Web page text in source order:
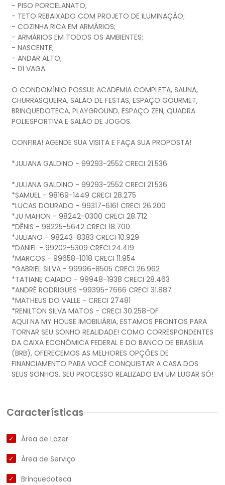
- PISO PORCELANATO;
- TETO REBAIXADO COM PROJETO DE ILUMINAÇÃO;
- COZINHA RICA EM ARMÁRIOS;
- ARMÁRIOS EM TODOS OS AMBIENTES;
- NASCENTE;
- ANDAR ALTO;
- 01 VAGA.
O CONDOMÍNIO POSSUI: ACADEMIA COMPLETA, SAUNA,
CHURRASQUEIRA, SALÃO DE FESTAS, ESPAÇO GOURMET,
BRINQUEDOTECA, PLAYGROUND, ESPAÇO ZEN, QUADRA
POLIESPORTIVA E SALÃO DE JOGOS.
CONFIRA! AGENDE SUA VISITA E FAÇA SUA PROPOSTA!
*JULIANA GALDINO - 99293-2552 CRECI 21.536
*JULIANA GALDINO - 99293-2552 CRECI 21.536
*SAMUEL - 98169-1449 CRECI 28.275
*LUCAS DOURADO - 99317-6161 CRECI 26.200
*JU MAHON - 98242-0300 CRECI 28.712
*DÊNIS - 98225-5642 CRECI 18.700
*JULIANO - 98243-8383 CRECI 10.929
*DANIEL - 99202-5309 CRECI 24.419
*MARCOS - 99658-1018 CRECI 11.954
*GABRIEL SILVA - 99996-8505 CRECI 26.962
*TATIANE CAIADO - 99948-1938 CRECI 28.463
*ANDRÉ RODRIGUES -99395-7666 CRECI 31.887
*MATHEUS DO VALLE - CRECI 27481
*RENILTON SILVA MATOS - CRECI 30.258-DF
AQUI NA MY HOUSE IMOBILIÁRIA, ESTAMOS PRONTOS PARA
TORNAR SEU SONHO REALIDADE! COMO CORRESPONDENTES
DA CAIXA ECONÔMICA FEDERAL E DO BANCO DE BRASÍLIA
(BRB), OFERECEMOS AS MELHORES OPÇÕES DE
FINANCIAMENTO PARA VOCÊ CONQUISTAR A CASA DOS
Características
Área de Lazer
Área de Serviço
Brinquedoteca